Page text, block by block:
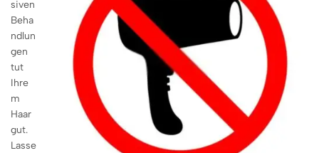
siven
Beha
ndlun
gen
tut
Ihre
m
Haar
gut.
Lasse